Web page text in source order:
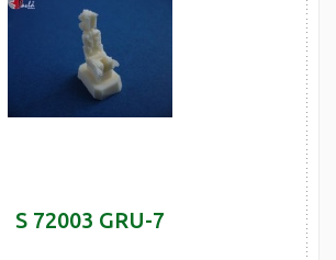
S 72003 GRU-7